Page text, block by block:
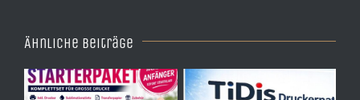
Ähnliche Beiträge